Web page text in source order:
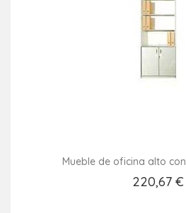
Mueble de oficina alto
220,67 €